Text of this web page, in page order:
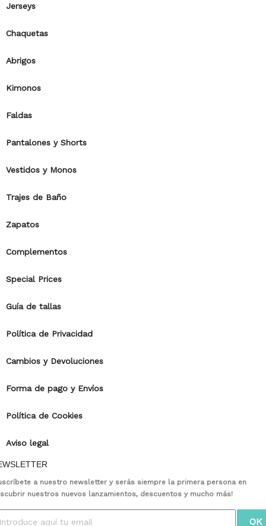
Jerseys
Chaquetas
Abrigos
Kimonos
Faldas
Pantalones y Shorts
Vestidos y Monos
Trajes de Baño
Zapatos
Complementos
Special Prices
Guía de tallas
Política de Privacidad
Cambios y Devoluciones
Forma de pago y Envíos
Política de Cookies
Aviso legal
a nuestro newsletter y serás siempre la primera persona en
nuestros nuevos lanzamientos, descuentos y mucho más!